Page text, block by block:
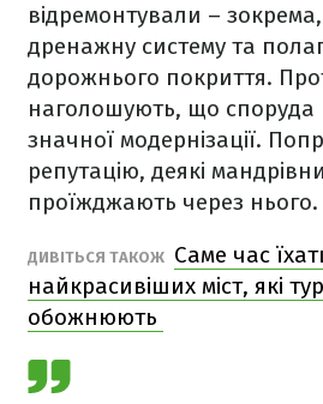
відремонтували –
дренажну систему та
дорожнього покриття.
наголошують, що споруда
значної модернізації.
репутацію, деякі
проїжджають через нього.
ДИВІТЬСЯ ТАКОЖ Саме час
найкрасивіших міст, які
обожнюють